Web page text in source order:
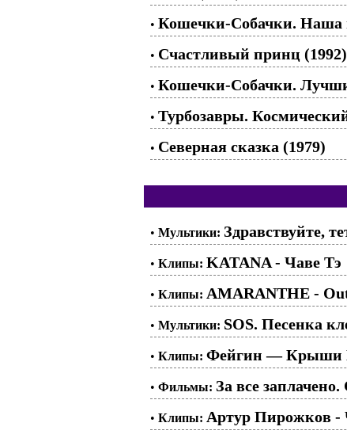
• Кошечки-Собачки. Наша
• Счастливый принц (1992)
• Кошечки-Собачки.
• Турбозавры.
• Северная сказка (1979)
• Мультики: Здравствуйте,
• Клипы: KATANA - Чаве Тэ
• Клипы: AMARANTHE -
• Мультики: SOS. Песенка
• Клипы: Фейгин — Крыши
• Фильмы: За все
• Клипы: Артур Пирожков -